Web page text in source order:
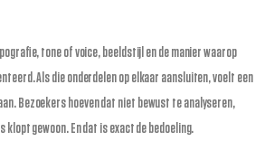
tone of voice, beeldstijl en de manier waarop
Als die onderdelen op elkaar aansluiten, voelt een
Bezoekers hoeven dat niet bewust te analyseren,
klopt gewoon. En dat is exact de bedoeling.